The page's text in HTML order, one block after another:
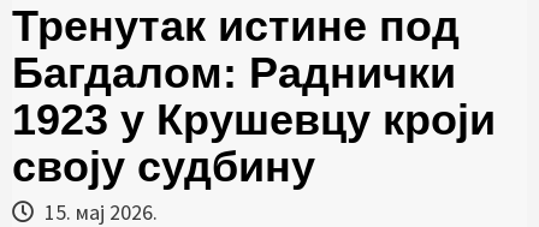
Тренутак истине под
Багдалом: Раднички
1923 у Крушевцу кроји
своју судбину
15. мај 2026.